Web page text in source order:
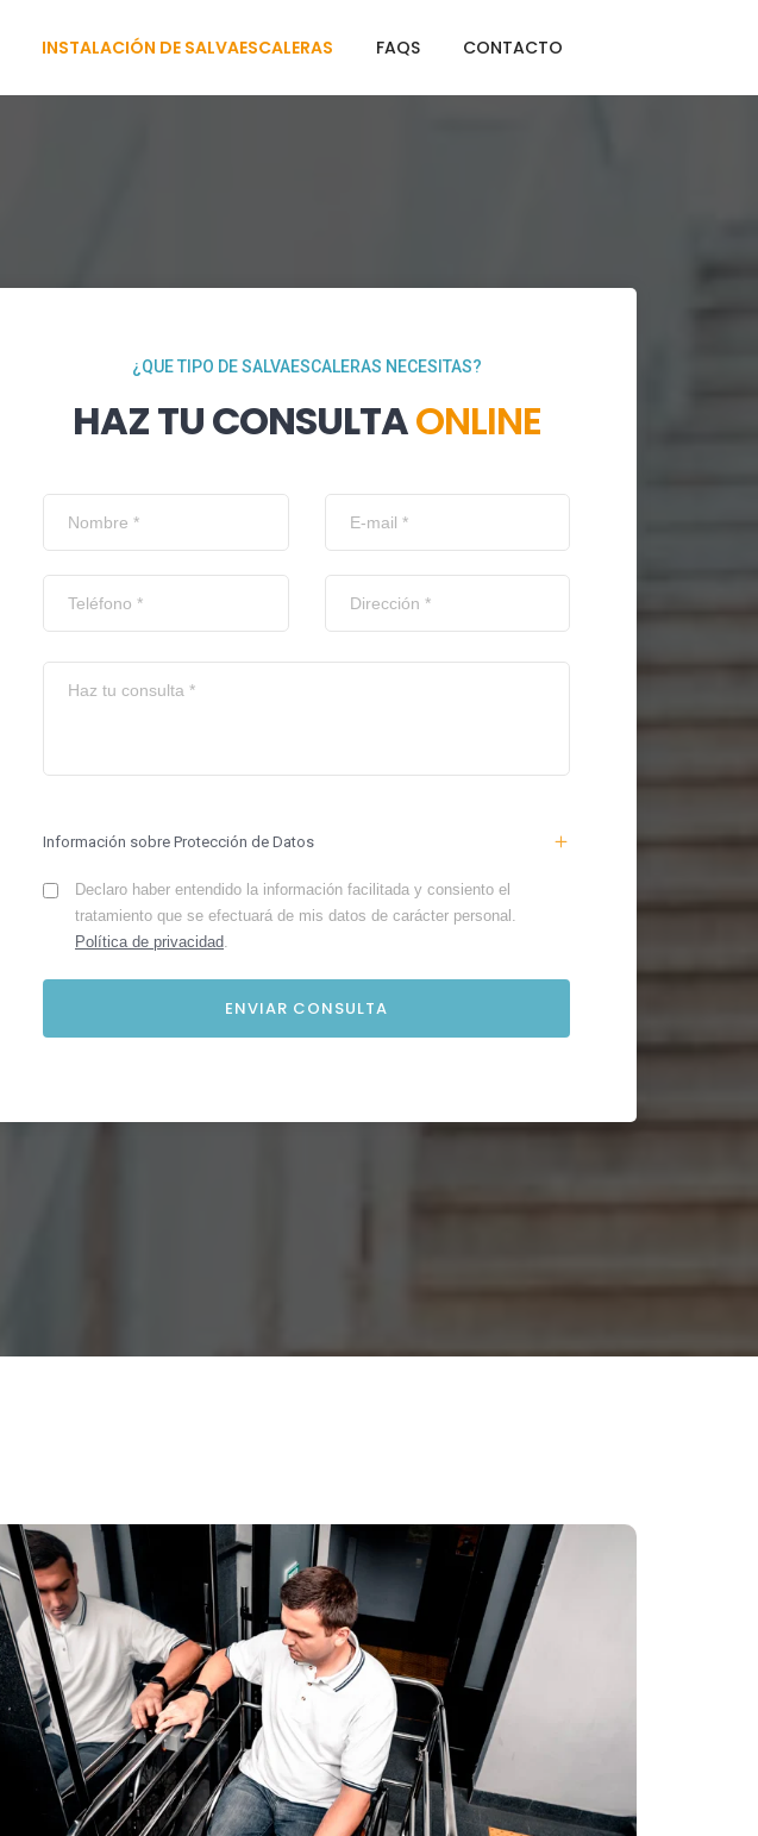
INSTALACIÓN DE SALVAESCALERAS FAQS CONTACTO
¿QUE TIPO DE SALVAESCALERAS NECESITAS?
HAZ TU CONSULTAONLINE
Información sobre Protección de Datos
Declaro haber entendido la información facilitada y consiento el
tratamiento que se efectuará de mis datos de carácter personal.
Política de privacidad.